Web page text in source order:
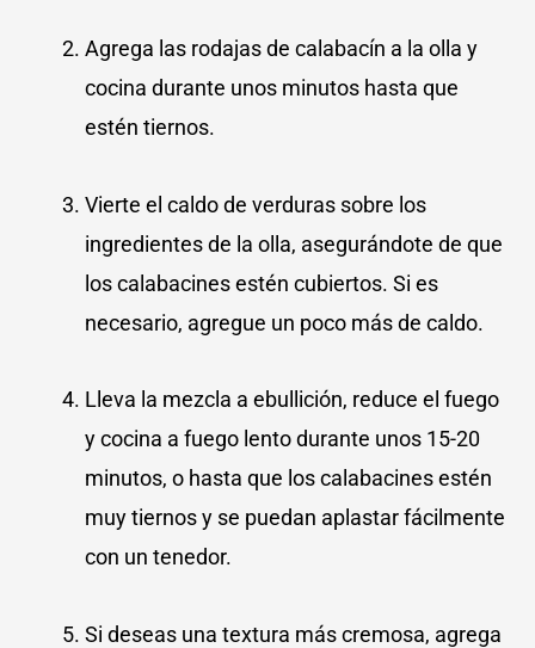
Agrega las rodajas de calabacín a la olla y
cocina durante unos minutos hasta que
estén tiernos.
Vierte el caldo de verduras sobre los
ingredientes de la olla, asegurándote de que
los calabacines estén cubiertos. Si es
necesario, agregue un poco más de caldo.
Lleva la mezcla a ebullición, reduce el fuego
y cocina a fuego lento durante unos 15-20
minutos, o hasta que los calabacines estén
muy tiernos y se puedan aplastar fácilmente
con un tenedor.
Si deseas una textura más cremosa, agrega